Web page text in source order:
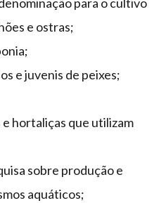
e ostras;
e juvenis de peixes;
hortaliças que utilizam
sobre produção e
aquáticos;